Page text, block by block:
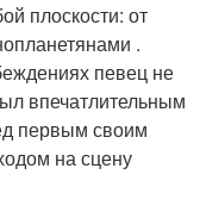
плоскости: от
.
певец не
впечатлительным
первым своим
на сцену